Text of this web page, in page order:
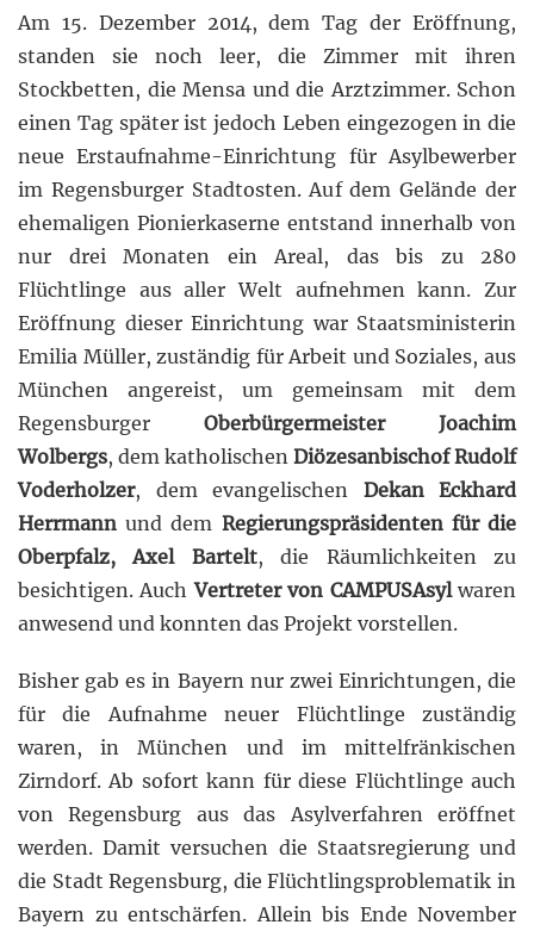
Am 15. Dezember 2014, dem Tag der Eröffnung,
standen sie noch leer, die Zimmer mit ihren
Stockbetten, die Mensa und die Arztzimmer. Schon
einen Tag später ist jedoch Leben eingezogen in die
neue Erstaufnahme-Einrichtung für Asylbewerber
im Regensburger Stadtosten. Auf dem Gelände der
ehemaligen Pionierkaserne entstand innerhalb von
nur drei Monaten ein Areal, das bis zu 280
Flüchtlinge aus aller Welt aufnehmen kann. Zur
Eröffnung dieser Einrichtung war Staatsministerin
Emilia Müller, zuständig für Arbeit und Soziales, aus
München angereist, um gemeinsam mit dem
Regensburger Oberbürgermeister Joachim
Wolbergs, dem katholischen Diözesanbischof Rudolf
Voderholzer, dem evangelischen Dekan Eckhard
Herrmann und dem Regierungspräsidenten für die
Oberpfalz, Axel Bartelt, die Räumlichkeiten zu
besichtigen. AuchVertreter von CAMPUSAsylwaren
anwesend und konnten das Projekt vorstellen.
Bisher gab es in Bayern nur zwei Einrichtungen, die
für die Aufnahme neuer Flüchtlinge zuständig
waren, in München und im mittelfränkischen
Zirndorf. Ab sofort kann für diese Flüchtlinge auch
von Regensburg aus das Asylverfahren eröffnet
werden. Damit versuchen die Staatsregierung und
die Stadt Regensburg, die Flüchtlingsproblematik in
Bayern zu entschärfen. Allein bis Ende November